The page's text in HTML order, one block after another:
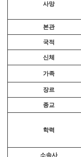
사망
본관
국적
신체
가족
장르
종교
학력
소속사